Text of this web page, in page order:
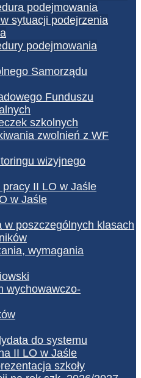
podejmowania
sytuacji podejrzenia
podejmowania
Samorządu
Funduszu
szkolnych
zwolnień z WF
wizyjnego
II LO w Jaśle
w Jaśle
w poszczególnych klasach
wymagania
wychowawczo-
do systemu
II LO w Jaśle
szkoły